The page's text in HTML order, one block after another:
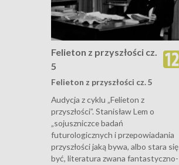
Felieton z przyszłości cz.
5
Felieton z przyszłości cz. 5
Audycja z cyklu „Felieton z
przyszłości”. Stanisław Lem o
„sojuszniczce badań
futurologicznych i przepowiadania
przyszłości jaką bywa, albo stara się
być, literatura zwana fantastyczno-